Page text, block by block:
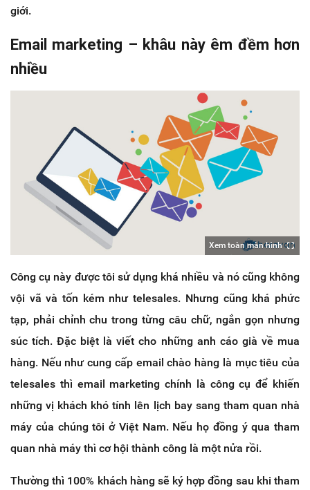
giới.
Email marketing – khâu này êm đềm hơn
nhiều
Xem toàn màn hình
Công cụ này được tôi sử dụng khá nhiều và nó cũng không
vội vã và tốn kém như telesales. Nhưng cũng khá phức
tạp, phải chỉnh chu trong từng câu chữ, ngắn gọn nhưng
súc tích. Đặc biệt là viết cho những anh cáo già về mua
hàng. Nếu như cung cấp email chào hàng là mục tiêu của
telesales thì email marketing chính là công cụ để khiến
những vị khách khó tính lên lịch bay sang tham quan nhà
máy của chúng tôi ở Việt Nam. Nếu họ đồng ý qua tham
quan nhà máy thì cơ hội thành công là một nửa rồi.
Thường thì 100% khách hàng sẽ ký hợp đồng sau khi tham